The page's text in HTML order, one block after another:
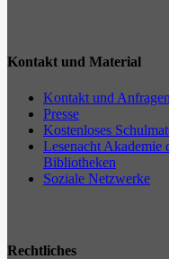
Kontakt und Material
Kontakt und Anfragen
Presse
Kostenloses
Lesenacht Akademie
Bibliotheken
Soziale Netzwerke
Rechtliches